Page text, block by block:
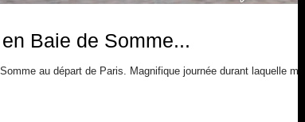
Baie de Somme...
au départ de Paris. Magnifique journée durant laquelle mes